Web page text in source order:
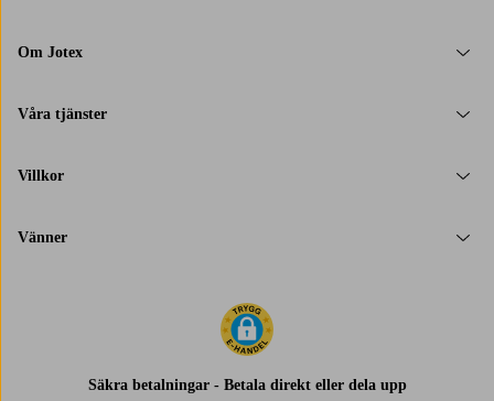
Om Jotex
Våra tjänster
Villkor
Vänner
Säkra betalningar - Betala direkt eller dela upp